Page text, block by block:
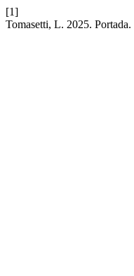
[1]
Tomasetti, L. 2025. Portada.